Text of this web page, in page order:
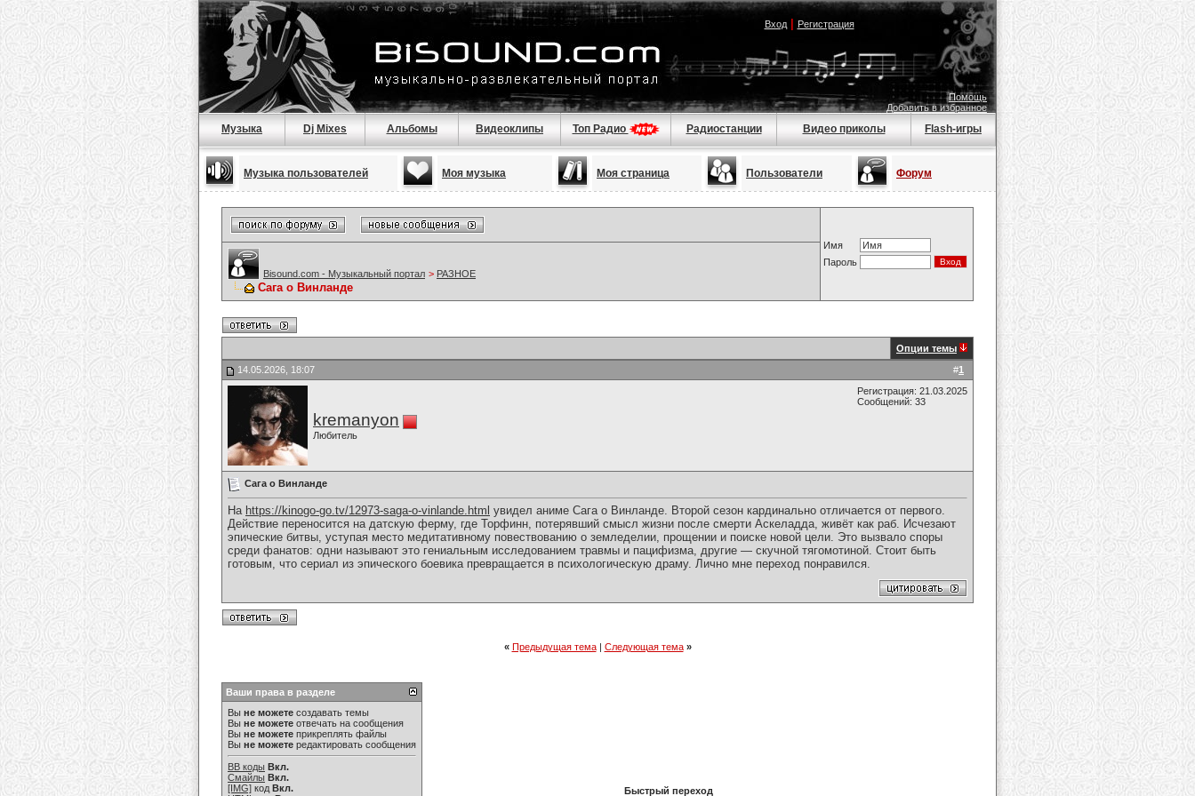
Вход| Регистрация
Помощь
Добавить в избранное
Музыка Dj Mixes Альбомы Видеоклипы Топ Радио Радиостанции Видео приколы Flash-игры
Музыка пользователей Моя музыка Моя страница Пользователи Форум
Имя
Пароль
Bisound.com - Музыкальный портал > РАЗНОЕ
Сага о Винланде
Опции темы
#1
14.05.2026, 18:07
kremanyon
Любитель
Регистрация: 21.03.2025
Сообщений: 33
Сага о Винланде
На https://kinogo-go.tv/12973-saga-o-vinlande.html увидел аниме Сага о Винланде. Второй сезон кардинально отличается от первого.
Действие переносится на датскую ферму, где Торфинн, потерявший смысл жизни после смерти Аскеладда, живёт как раб. Исчезают
эпические битвы, уступая место медитативному повествованию о земледелии, прощении и поиске новой цели. Это вызвало споры
среди фанатов: одни называют это гениальным исследованием травмы и пацифизма, другие — скучной тягомотиной. Стоит быть
готовым, что сериал из эпического боевика превращается в психологическую драму. Лично мне переход понравился.
« Предыдущая тема| Следующая тема »
Ваши права в разделе
Вы не можете создавать темы
Вы не можете отвечать на сообщения
Вы не можете прикреплять файлы
Вы не можете редактировать сообщения
BB коды Вкл.
Смайлы Вкл.
[IMG] код Вкл.
Быстрый переход